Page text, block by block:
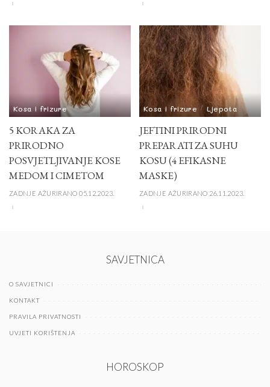
Kosa i frizure
5 KORAKA ZA
PRIRODNO
POSVJETLJIVANJE KOSE
MEDOM I CIMETOM
ZADNJE AŽURIRANO 05.12.2023.
Kosa i frizure Ljepota
JEFTINI PRIRODNI
PREPARATI ZA SUHU
KOSU (4 EFIKASNE
MASKE)
ZADNJE AŽURIRANO 26.11.2023.
SAVJETNICA
O SAVJETNICI
KONTAKT
PRAVILA PRIVATNOSTI
UVJETI KORIŠTENJA
HOROSKOP